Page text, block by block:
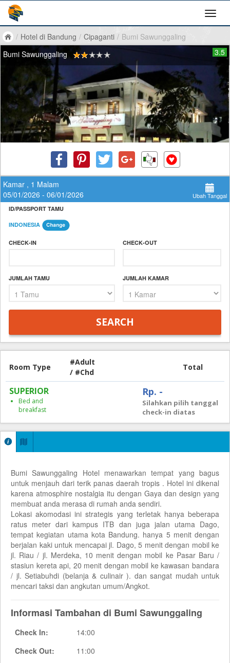
/ Hotel di Bandung / Cipaganti / Bumi Sawunggaling
Bumi Sawunggaling
3.5
Kamar , 1 Malam
05/01/2026 - 06/01/2026
Ubah Tanggal
ID/PASSPORT TAMU
INDONESIA
CHECK-IN CHECK-OUT
JUMLAH TAMU JUMLAH KAMAR
Room Type
#Adult
/ #Chd
Total
SUPERIOR
Bed and
breakfast
Rp. -
Silahkan pilih tanggal
check-in diatas
Bumi Sawunggaling Hotel menawarkan tempat yang bagus
untuk menjauh dari terik panas daerah tropis . Hotel ini dikenal
karena atmosphire nostalgia itu dengan Gaya dan design yang
membuat anda merasa di rumah anda sendiri.
Lokasi akomodasi ini strategis yang terletak hanya beberapa
ratus meter dari kampus ITB dan juga jalan utama Dago,
tempat kegiatan utama kota Bandung. hanya 5 menit dengan
berjalan kaki untuk mencapai jl. Dago, 5 menit dengan mobil ke
jl. Riau / jl. Merdeka, 10 menit dengan mobil ke Pasar Baru /
stasiun kereta api, 20 menit dengan mobil ke kawasan bandara
/ jl. Setiabuhdi (belanja & culinair ). dan sangat mudah untuk
mencari taksi dan angkutan umum/Angkot.
Informasi Tambahan di Bumi Sawunggaling
Check In:
14:00
Check Out:
11:00